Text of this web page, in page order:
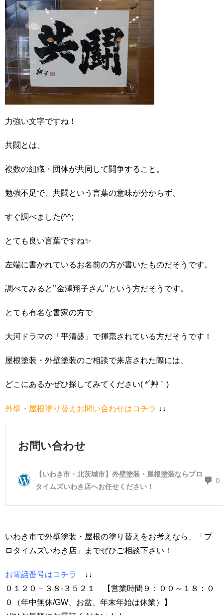
力強い文字ですね！
共闘とは、
複数の組織・団体が共同して闘争すること。
勉強不足で、共闘という言葉の意味が分からず、
すぐ調べました(^^;
とても良い言葉ですね✨
左端に書かれているお名前の方が書いたものだそうです。
調べてみると’’金澤翔子さん’’という方だそうです。
とても有名な書家の方で
大河ドラマの「平清盛」で揮毫されている方だそうです！
屋根塗装・外壁塗装のご相談で来店された際には、
どこにあるかぜひ探してみてください( *´艸｀)
外壁・屋根塗り替えお問い合わせはコチラ ↓↓
いわき市で外壁塗装・屋根の塗り替えをお考えなら、「プ
ロタイムズいわき店」までぜひご相談下さい！
お電話番号はコチラ
↓↓
０１２０－３８-３５２１ 【営業時間９：００～１８：０
０（年中無休/GW、お盆、年末年始は休業）】